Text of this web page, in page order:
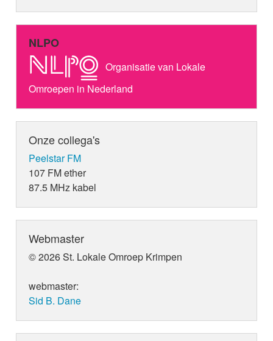
NLPO
Organisatie van Lokale
Omroepen in Nederland
Onze collega's
Peelstar FM
107 FM ether
87.5 MHz kabel
Webmaster
© 2026 St. Lokale Omroep Krimpen
webmaster:
Sid B. Dane